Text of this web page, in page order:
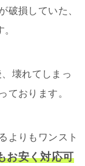
破損していた、
壊れてしまっ
ております。
よりもワンスト
お安く対応可